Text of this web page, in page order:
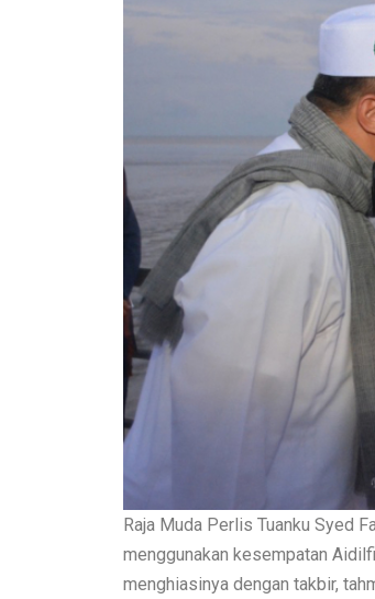
Raja Muda Perlis Tuanku Syed
menggunakan kesempatan
menghiasinya dengan takbir,